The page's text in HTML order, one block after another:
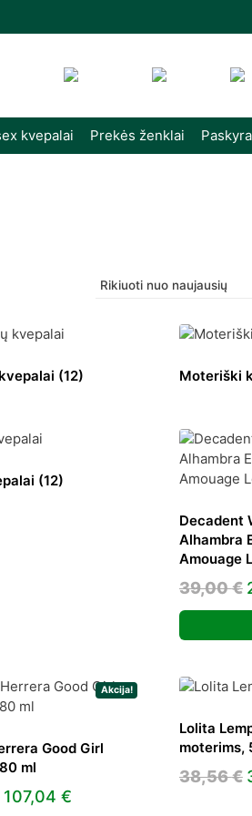
kvepalai Prekės ženklai Paskyra
(12) Moteriški
(12)
Decadent
Alhambra
Amouage
39,00€
Akcija!
Good Girl
ml
Original
107,04 €Current
Lolita
moterims,
38,56€